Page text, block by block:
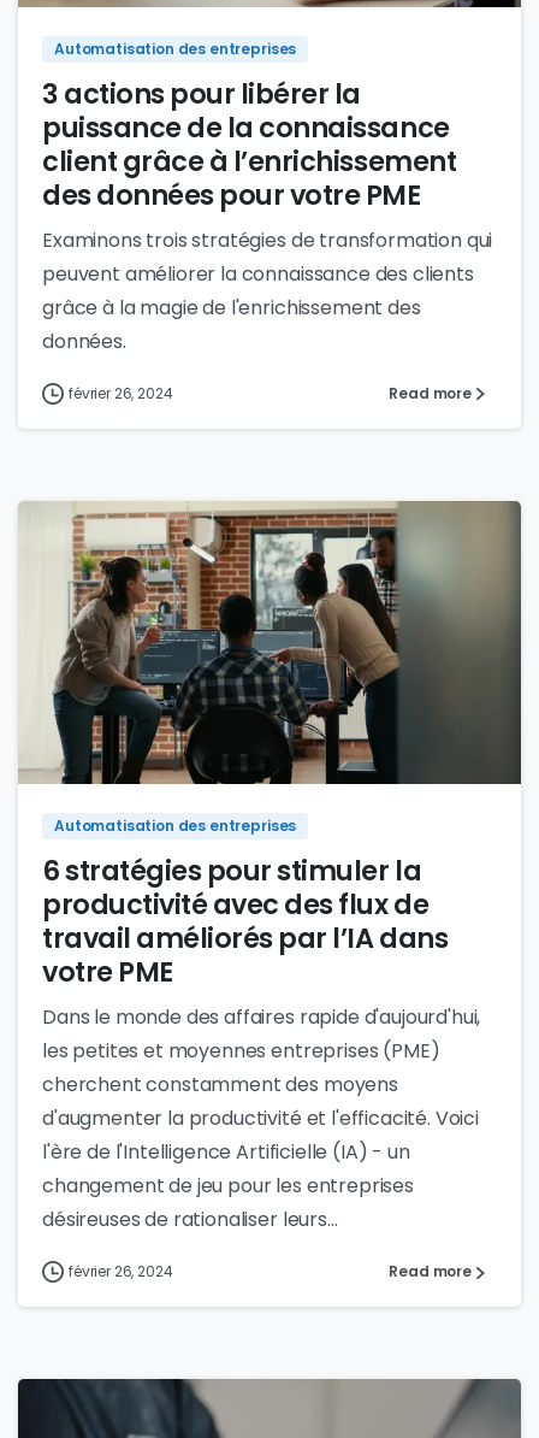
Automatisation des entreprises
3 actions pour libérer la
puissance de la connaissance
client grâce à l’enrichissement
des données pour votre PME
Examinons trois stratégies de transformation qui
peuvent améliorer la connaissance des clients
grâce à la magie de l'enrichissement des
données.
février 26, 2024 Read more
Automatisation des entreprises
6 stratégies pour stimuler la
productivité avec des flux de
travail améliorés par l’IA dans
votre PME
Dans le monde des affaires rapide d'aujourd'hui,
les petites et moyennes entreprises (PME)
cherchent constamment des moyens
d'augmenter la productivité et l'efficacité. Voici
l'ère de l'Intelligence Artificielle (IA) - un
changement de jeu pour les entreprises
désireuses de rationaliser leurs...
février 26, 2024 Read more